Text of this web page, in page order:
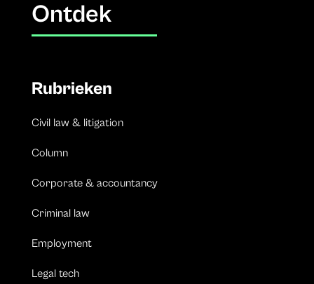
Ontdek
Rubrieken
Civil law & litigation
Column
Corporate & accountancy
Criminal law
Employment
Legal tech